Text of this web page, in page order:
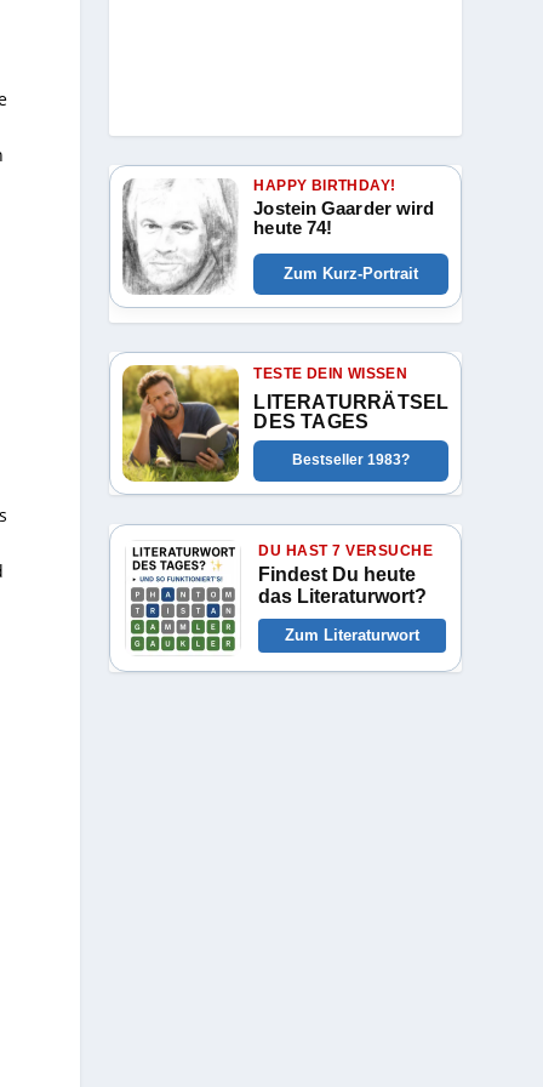
HAPPY BIRTHDAY!
Jostein Gaarder wird
heute 74!
Zum Kurz-Portrait
TESTE DEIN WISSEN
LITERATURRÄTSEL
DES TAGES
Bestseller 1983?
DU HAST 7 VERSUCHE
Findest Du heute
das Literaturwort?
Zum Literaturwort